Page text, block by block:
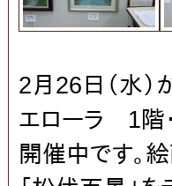
2月26日（水
エローラ 1階
開催中です。